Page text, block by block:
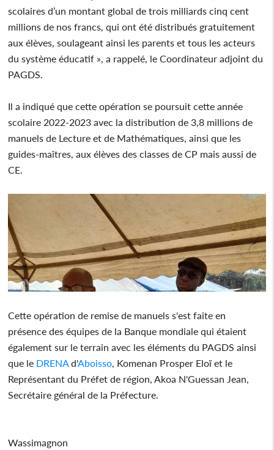
scolaires d’un montant global de trois milliards cinq cent
millions de nos francs, qui ont été distribués gratuitement
aux élèves, soulageant ainsi les parents et tous les acteurs
du système éducatif », a rappelé, le Coordinateur adjoint du
PAGDS.
Il a indiqué que cette opération se poursuit cette année
scolaire 2022-2023 avec la distribution de 3,8 millions de
manuels de Lecture et de Mathématiques, ainsi que les
guides-maîtres, aux élèves des classes de CP mais aussi de
CE.
Cette opération de remise de manuels s'est faite en
présence des équipes de la Banque mondiale qui étaient
également sur le terrain avec les éléments du PAGDS ainsi
que le DRENA d'Aboisso , Komenan Prosper Eloï et le
Représentant du Préfet de région, Akoa N'Guessan Jean,
Secrétaire général de la Préfecture.
Wassimagnon